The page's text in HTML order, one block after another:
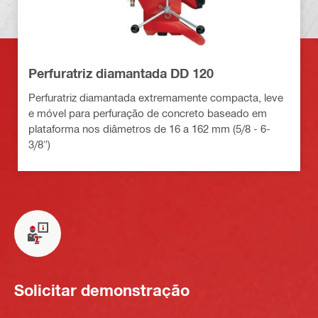
Perfuratriz diamantada DD 120
Perfuratriz diamantada extremamente compacta, leve
e móvel para perfuração de concreto baseado em
plataforma nos diâmetros de 16 a 162 mm (5/8 - 6-
3/8")
Solicitar demonstração